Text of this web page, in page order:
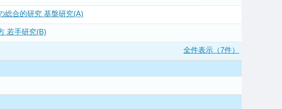
総合的研究 基盤研究(A)
若手研究(B)
全件表示（7件）